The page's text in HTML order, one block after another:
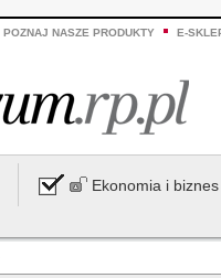
POZNAJ NASZE PRODUKTY E-
Ekonomia i biznes